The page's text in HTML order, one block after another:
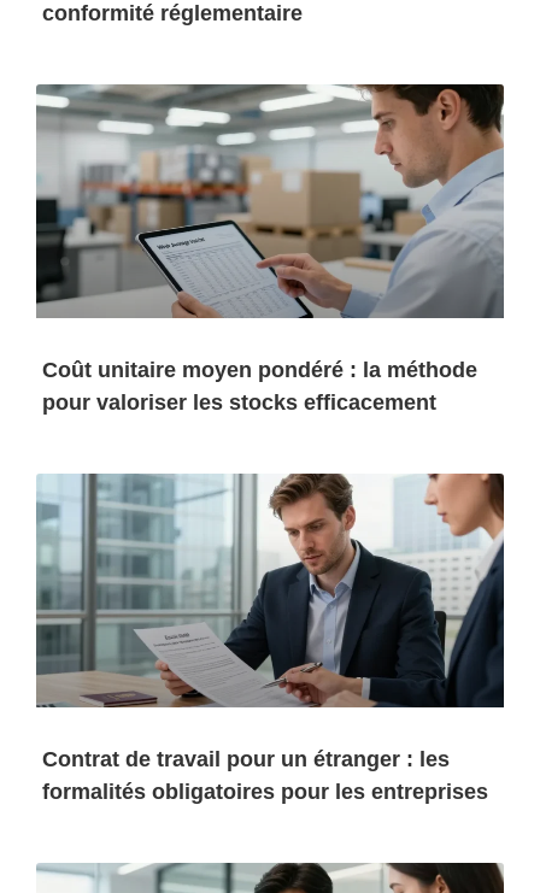
conformité réglementaire
Coût unitaire moyen pondéré : la méthode
pour valoriser les stocks efficacement
Contrat de travail pour un étranger : les
formalités obligatoires pour les entreprises